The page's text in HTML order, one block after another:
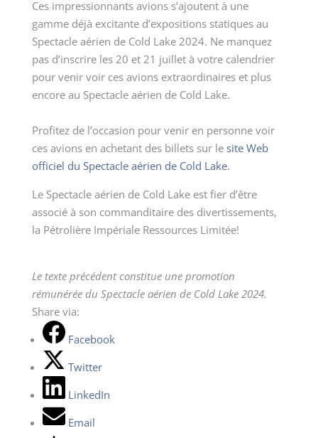
Ces impressionnants avions s’ajoutent à une
gamme déjà excitante d’expositions statiques au
Spectacle aérien de Cold Lake 2024. Ne manquez
pas d’inscrire les 20 et 21 juillet à votre calendrier
pour venir voir ces avions extraordinaires et plus
encore au Spectacle aérien de Cold Lake.
Profitez de l’occasion pour venir en personne voir
ces avions en achetant des billets sur le site Web
officiel du Spectacle aérien de Cold Lake.
Le Spectacle aérien de Cold Lake est fier d’être
associé à son commanditaire des divertissements,
la Pétrolière Impériale Ressources Limitée!
Le texte précédent constitue une promotion
rémunérée du Spectacle aérien de Cold Lake 2024.
Share via:
Facebook
Twitter
LinkedIn
Email